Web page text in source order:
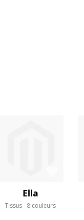
Ella
Tissus 8 couleurs